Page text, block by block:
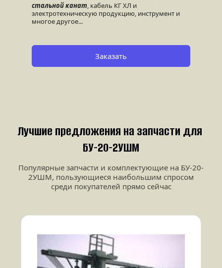
стальной канат, кабель КГ ХЛ и
электротехническую продукцию, инструмент и
многое другое...
Заказать
Лучшие предложения на запчасти для
БУ-20-2УШМ
Популярные запчасти и комплектующие на БУ-20-
2УШМ, пользующиеся наибольшим спросом
среди покупателей прямо сейчас